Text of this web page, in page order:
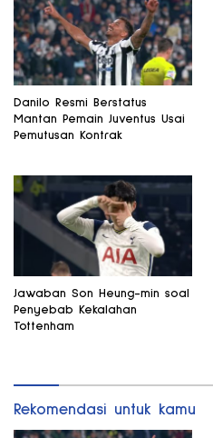
Danilo Resmi Berstatus
Mantan Pemain Juventus Usai
Pemutusan Kontrak
Jawaban Son Heung-min soal
Penyebab Kekalahan
Tottenham
Rekomendasi untuk kamu